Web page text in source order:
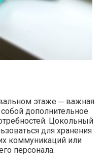
этаже ─ важная
дополнительное
Цокольный
для хранения
коммуникаций или
персонала.​